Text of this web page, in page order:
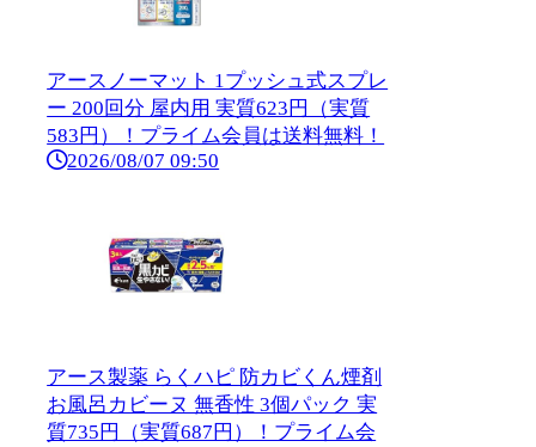
アースノーマット 1プッシュ式スプレ
ー 200回分 屋内用 実質623円（実質
583円）！プライム会員は送料無料！
2026/08/07 09:50
アース製薬 らくハピ 防カビくん煙剤
お風呂カビーヌ 無香性 3個パック 実
質735円（実質687円）！プライム会